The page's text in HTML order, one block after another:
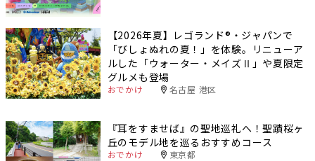
【2026年夏】レゴランド®・ジャパンで
「びしょぬれの夏！」を体験。リニューア
ルした「ウォーター・メイズⅡ」や夏限定
グルメも登場
おでかけ 名古屋 港区
『耳をすませば』の聖地巡礼へ！聖蹟桜ヶ
丘のモデル地を巡るおすすめコース
おでかけ 東京都